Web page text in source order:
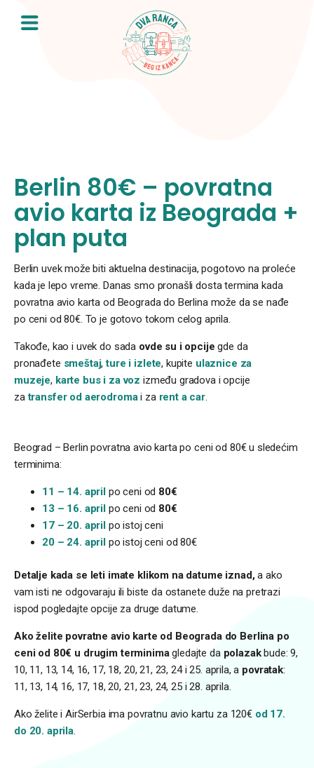
content
Berlin 80€ – povratna
avio karta iz Beograda +
plan puta
Berlin uvek može biti aktuelna destinacija, pogotovo na proleće
kada je lepo vreme. Danas smo pronašli dosta termina kada
povratna avio karta od Beograda do Berlina može da se nađe
po ceni od 80€. To je gotovo tokom celog aprila.
Takođe, kao i uvek do sada ovde su i opcije gde da
pronađete smeštaj,ture i izlete, kupite ulaznice za
muzeje, karte bus i za voz između gradova i opcije
zatransfer od aerodroma i za rent a car.
Beograd – Berlin povratna avio karta po ceni od 80€ u sledećim
terminima:
11 – 14. april po ceni od 80€
13 – 16. aprilpo ceni od 80€
17 – 20. aprilpo istoj ceni
20 – 24. aprilpo istoj ceni od 80€
Detalje kada se leti imate klikom na datume iznad,a ako
vam isti ne odgovaraju ili biste da ostanete duže na pretrazi
ispod pogledajte opcije za druge datume.
Ako želite povratne avio karte od Beograda do Berlina po
ceni od 80€ u drugim terminimagledajte da polazakbude: 9,
10, 11, 13, 14, 16, 17, 18, 20, 21, 23, 24 i 25. aprila, a povratak:
11, 13, 14, 16, 17, 18, 20, 21, 23, 24, 25 i 28. aprila.
Ako želite i AirSerbia ima povratnu avio kartu za 120€ od 17.
do 20. aprila